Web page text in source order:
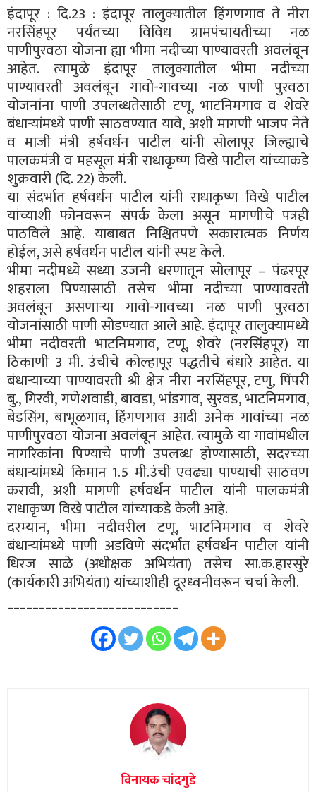
इंदापूर : दि.23 : इंदापूर तालुक्यातील हिंगणगाव ते नीरा
नरसिंहपूर पर्यंतच्या विविध ग्रामपंचायतीच्या नळ
पाणीपुरवठा योजना ह्या भीमा नदीच्या पाण्यावरती अवलंबून
आहेत. त्यामुळे इंदापूर तालुक्यातील भीमा नदीच्या
पाण्यावरती अवलंबून गावो-गावच्या नळ पाणी पुरवठा
योजनांना पाणी उपलब्धतेसाठी टणू, भाटनिमगाव व शेवरे
बंधाऱ्यांमध्ये पाणी साठवण्यात यावे, अशी मागणी भाजप नेते
व माजी मंत्री हर्षवर्धन पाटील यांनी सोलापूर जिल्ह्याचे
पालकमंत्री व महसूल मंत्री राधाकृष्ण विखे पाटील यांच्याकडे
शुक्रवारी (दि. 22) केली.
या संदर्भात हर्षवर्धन पाटील यांनी राधाकृष्ण विखे पाटील
यांच्याशी फोनवरून संपर्क केला असून मागणीचे पत्रही
पाठविले आहे. याबाबत निश्चितपणे सकारात्मक निर्णय
होईल, असे हर्षवर्धन पाटील यांनी स्पष्ट केले.
भीमा नदीमध्ये सध्या उजनी धरणातून सोलापूर – पंढरपूर
शहराला पिण्यासाठी तसेच भीमा नदीच्या पाण्यावरती
अवलंबून असणाऱ्या गावो-गावच्या नळ पाणी पुरवठा
योजनांसाठी पाणी सोडण्यात आले आहे. इंदापूर तालुक्यामध्ये
भीमा नदीवरती भाटनिमगाव, टणू, शेवरे (नरसिंहपूर) या
ठिकाणी 3 मी. उंचीचे कोल्हापूर पद्धतीचे बंधारे आहेत. या
बंधाऱ्याच्या पाण्यावरती श्री क्षेत्र नीरा नरसिंहपूर, टणु, पिंपरी
बु., गिरवी, गणेशवाडी, बावडा, भांडगाव, सुरवड, भाटनिमगाव,
बेडसिंग, बाभूळगाव, हिंगणगाव आदी अनेक गावांच्या नळ
पाणीपुरवठा योजना अवलंबून आहेत. त्यामुळे या गावांमधील
नागरिकांना पिण्याचे पाणी उपलब्ध होण्यासाठी, सदरच्या
बंधाऱ्यांमध्ये किमान 1.5 मी.उंची एवढ्या पाण्याची साठवण
करावी, अशी मागणी हर्षवर्धन पाटील यांनी पालकमंत्री
राधाकृष्ण विखे पाटील यांच्याकडे केली आहे.
दरम्यान, भीमा नदीवरील टणू, भाटनिमगाव व शेवरे
बंधाऱ्यांमध्ये पाणी अडविणे संदर्भात हर्षवर्धन पाटील यांनी
धिरज साळे (अधीक्षक अभियंता) तसेच सा.क.हारसुरे
(कार्यकारी अभियंता) यांच्याशीही दूरध्वनीवरून चर्चा केली.
विनायक चांदगुडे